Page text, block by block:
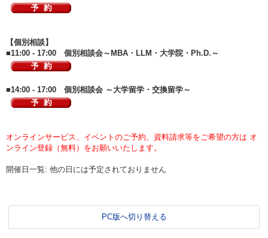
【個別相談】
■11:00 - 17:00 個別相談会～MBA・LLM・大学院・Ph.D.～
■14:00 - 17:00 個別相談会 ～大学留学・交換留学～
オンラインサービス、イベントのご予約、資料請求等をご希望の方は オ
ンライン登録（無料）をお願いいたします。
開催日一覧: 他の日には予定されておりません
PC版へ切り替える